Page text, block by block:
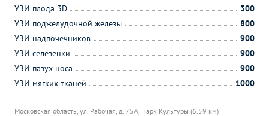
Московская область, ул. Рабочая, д. 75А, Парк Культуры (6.59 км)
УЗИ плода 3D
300
УЗИ поджелудочной железы
800
УЗИ надпочечников
900
УЗИ селезенки
900
УЗИ пазух носа
900
УЗИ мягких тканей
1000